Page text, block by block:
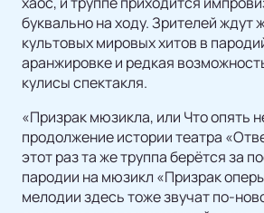
буквально на ходу. Зрителей ждут
культовых мировых хитов в
аранжировке и редкая
кулисы спектакля.
«Призрак мюзикла, или Что опять
продолжение истории театра
этот раз та же труппа берётся за
пародии на мюзикл «Призрак
мелодии здесь тоже звучат по-